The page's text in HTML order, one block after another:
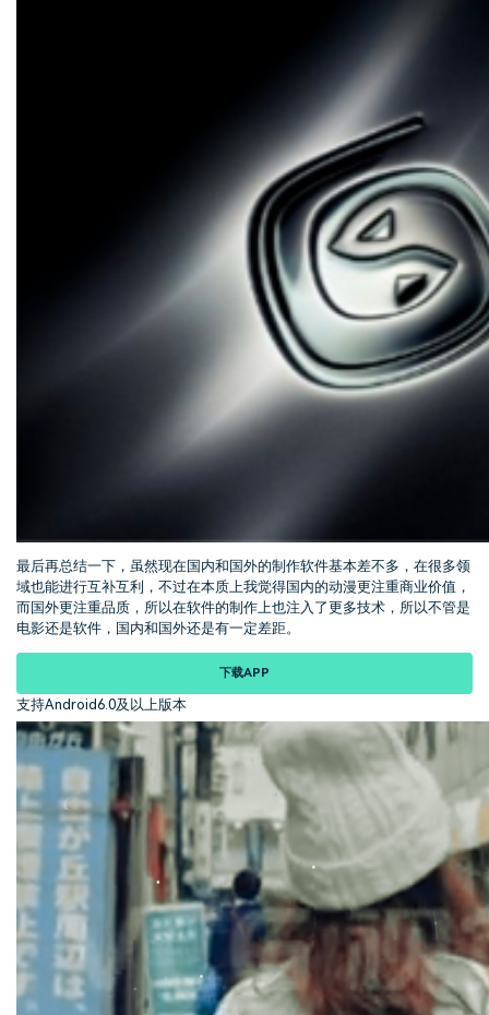
最后再总结一下，虽然现在国内和国外的制作软件基本差不多，在很多领
域也能进行互补互利，不过在本质上我觉得国内的动漫更注重商业价值，
而国外更注重品质，所以在软件的制作上也注入了更多技术，所以不管是
电影还是软件，国内和国外还是有一定差距。
下载APP
支持Android6.0及以上版本